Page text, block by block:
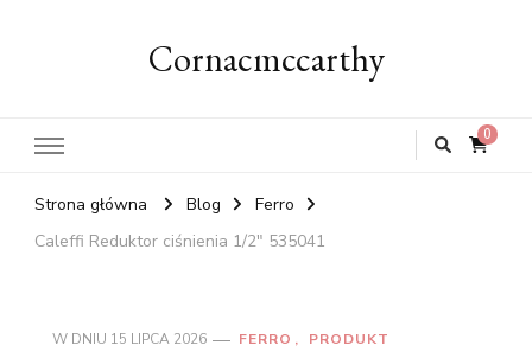
Cornacmccarthy
0
Strona główna Blog
Ferro
Caleffi Reduktor ciśnienia 1/2″ 535041
W DNIU 15 LIPCA 2026 FERRO PRODUKT